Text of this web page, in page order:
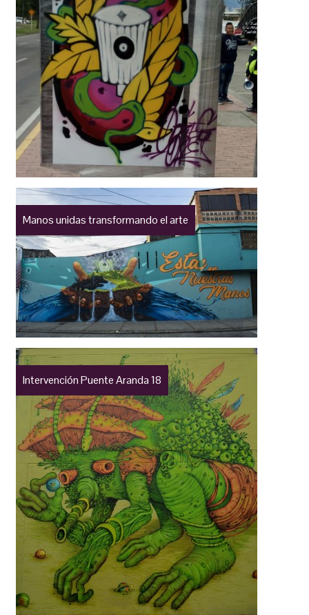
Manos unidas transformando el arte
Intervención Puente Aranda 18